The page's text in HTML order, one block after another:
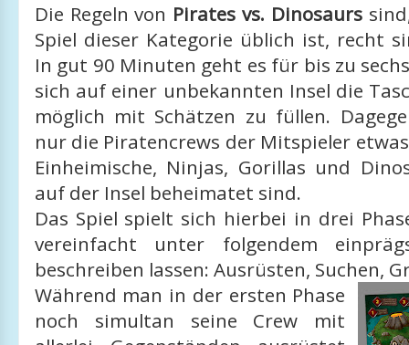
Die Regeln von Pirates vs. Dinosaurs
Spiel dieser Kategorie üblich ist, recht
In gut 90 Minuten geht es für bis zu
sich auf einer unbekannten Insel die
möglich mit Schätzen zu füllen.
nur die Piratencrews der Mitspieler
Einheimische, Ninjas, Gorillas und
auf der Insel beheimatet sind.
Das Spiel spielt sich hierbei in drei
vereinfacht unter folgendem
beschreiben lassen: Ausrüsten, Suchen,
Während man in der ersten Phase
noch simultan seine Crew mit